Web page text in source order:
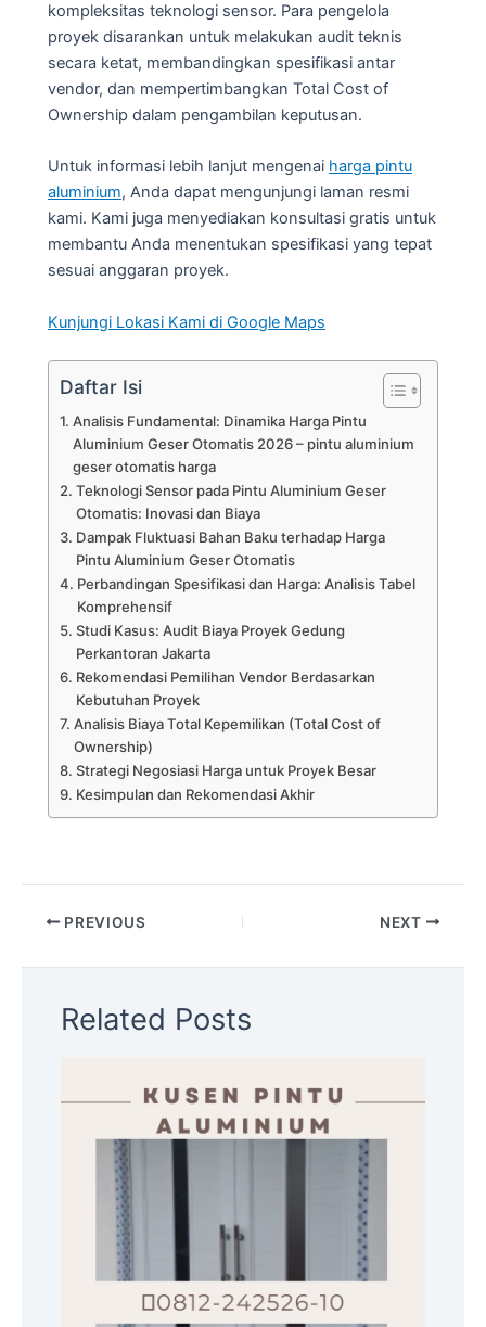
kompleksitas teknologi sensor. Para pengelola
proyek disarankan untuk melakukan audit teknis
secara ketat, membandingkan spesifikasi antar
vendor, dan mempertimbangkan Total Cost of
Ownership dalam pengambilan keputusan.
Untuk informasi lebih lanjut mengenai harga pintu
aluminium, Anda dapat mengunjungi laman resmi
kami. Kami juga menyediakan konsultasi gratis untuk
membantu Anda menentukan spesifikasi yang tepat
sesuai anggaran proyek.
Kunjungi Lokasi Kami di Google Maps
Daftar Isi
Analisis Fundamental: Dinamika Harga Pintu
Aluminium Geser Otomatis 2026 – pintu aluminium
geser otomatis harga
Teknologi Sensor pada Pintu Aluminium Geser
Otomatis: Inovasi dan Biaya
Dampak Fluktuasi Bahan Baku terhadap Harga
Pintu Aluminium Geser Otomatis
Perbandingan Spesifikasi dan Harga: Analisis Tabel
Komprehensif
Studi Kasus: Audit Biaya Proyek Gedung
Perkantoran Jakarta
Rekomendasi Pemilihan Vendor Berdasarkan
Kebutuhan Proyek
Analisis Biaya Total Kepemilikan (Total Cost of
Ownership)
Strategi Negosiasi Harga untuk Proyek Besar
Kesimpulan dan Rekomendasi Akhir
PREVIOUS NEXT
Related Posts